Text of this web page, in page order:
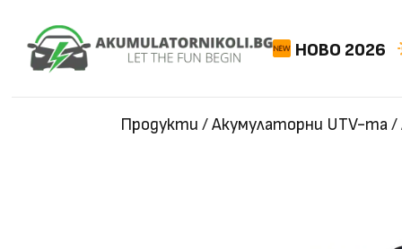
НОВО 2026
Продукти /Акумулаторни UTV-та /